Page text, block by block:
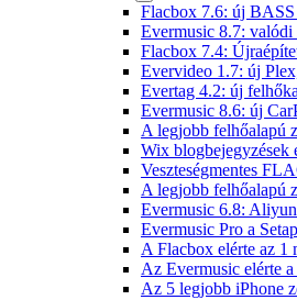
Flacbox 7.6: új BASS
Evermusic 8.7: valódi
Flacbox 7.4:
Evervideo 1.7: új
Evertag 4.2: új
Evermusic 8.6: új
A legjobb felhőalapú
Wix blogbejegyzések
Veszteségmentes
A legjobb felhőalapú
Evermusic 6.8:
Evermusic Pro a
A Flacbox elérte az 1
Az Evermusic elérte
Az 5 legjobb iPhone